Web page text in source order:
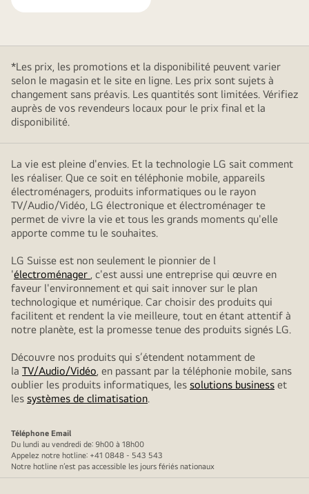
*Les prix, les promotions et la disponibilité peuvent varier
selon le magasin et le site en ligne. Les prix sont sujets à
changement sans préavis. Les quantités sont limitées. Vérifiez
auprès de vos revendeurs locaux pour le prix final et la
disponibilité.
La vie est pleine d'envies. Et la technologie LG sait comment
les réaliser. Que ce soit en téléphonie mobile, appareils
électroménagers, produits informatiques ou le rayon
TV/Audio/Vidéo, LG électronique et électroménager te
permet de vivre la vie et tous les grands moments qu'elle
apporte comme tu le souhaites.
LG Suisse est non seulement le pionnier de l
'électroménager , c'est aussi une entreprise qui œuvre en
faveur l'environnement et qui sait innover sur le plan
technologique et numérique. Car choisir des produits qui
facilitent et rendent la vie meilleure, tout en étant attentif à
notre planète, est la promesse tenue des produits signés LG.
Découvre nos produits qui s’étendent notamment de
la TV/Audio/Vidéo, en passant par la téléphonie mobile, sans
oublier les produits informatiques, les solutions business et
les systèmes de climatisation.
Téléphone Email
Du lundi au vendredi de: 9h00 à 18h00
Appelez notre hotline: +41 0848 - 543 543
Notre hotline n’est pas accessible les jours fériés nationaux